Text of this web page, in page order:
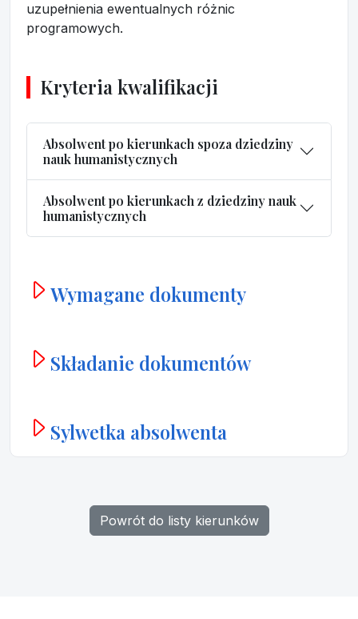
uzupełnienia ewentualnych różnic
programowych.
Kryteria kwalifikacji
Absolwent po kierunkach spoza dziedziny
nauk humanistycznych
Absolwent po kierunkach z dziedziny nauk
humanistycznych
Wymagane dokumenty
Składanie dokumentów
Sylwetka absolwenta
Powrót do listy kierunków